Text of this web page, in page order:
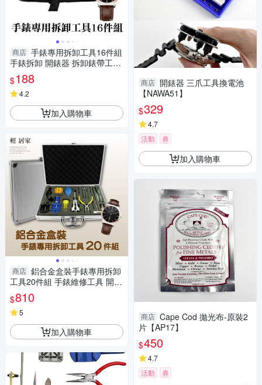
商店 手錶專用拆卸工具16件組
手錶拆卸 開錶器 拆卸錶帶工具
拆錶帶器 修錶 錶帶調節-輕居
家8096
$188
4.2
加入購物車
商店 鋁合金盒裝手錶專用拆卸
工具20件組 手錶維修工具 開後
蓋拆錶帶器 修錶工具-輕居家83
31
$810
5
加入購物車
商店 開錶器 三爪工具換電池
【NAWA51】
$329
4.7
活動
券
加入購物車
商店 Cape Cod 拋光布-原裝2
片【AP17】
$450
4.7
活動
券